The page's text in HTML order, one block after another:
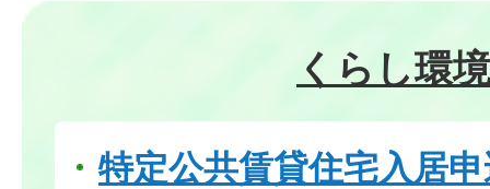
くらし環
特定公共賃貸住宅入居